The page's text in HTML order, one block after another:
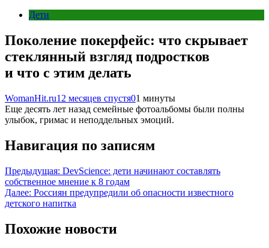
Дети
Поколение покерфейс: что скрывает
стеклянный взгляд подростков
и что с этим делать
WomanHit.ru12 месяцев спустя01 минуты
Еще десять лет назад семейные фотоальбомы были полны
улыбок, гримас и неподдельных эмоций.
Навигация по записям
Предыдущая: DevScience: дети начинают составлять
собственное мнение к 8 годам
Далее: Россиян предупредили об опасности известного
детского напитка
Похожие новости